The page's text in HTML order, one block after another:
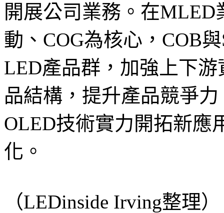
開展公司業務。在
動、COG為核心，COB
LED產品群，加強上下
品結構，提升產品競爭
OLED技術實力開拓新應
化。
（LEDinside Irving整理）